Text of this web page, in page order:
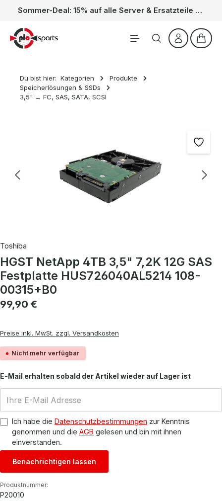
Zum Hauptinhalt springen Sommer-Deal: 15% auf alle Server & Ersatzteile – Kein Code nötig, der Rabatt wird automatisch im Warenkorb abgezogen. Gültig vom 01.06. bis 31.08.
Du bist hier: Kategorien
Produkte
Speicherlösungen & SSDs
3,5" → FC, SAS, SATA, SCSI
Toshiba
HGST NetApp 4TB 3,5" 7,2K 12G SAS
Festplatte HUS726040AL5214 108-
00315+B0
Regulärer Preis:
99,90 €
Preise inkl. MwSt. zzgl. Versandkosten
Nicht mehr verfügbar
E-Mail erhalten sobald der Artikel wieder auf Lager ist
Ich habe die Datenschutzbestimmungen zur Kenntnis
genommen und die AGB gelesen und bin mit ihnen
einverstanden.
Benachrichtigen lassen
Produktnummer:
P20010